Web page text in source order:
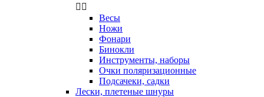
 
Весы
Ножи
Фонари
Бинокли
Инструменты, наборы
Очки поляризационные
Подсачеки, садки
Лески, плетеные шнуры